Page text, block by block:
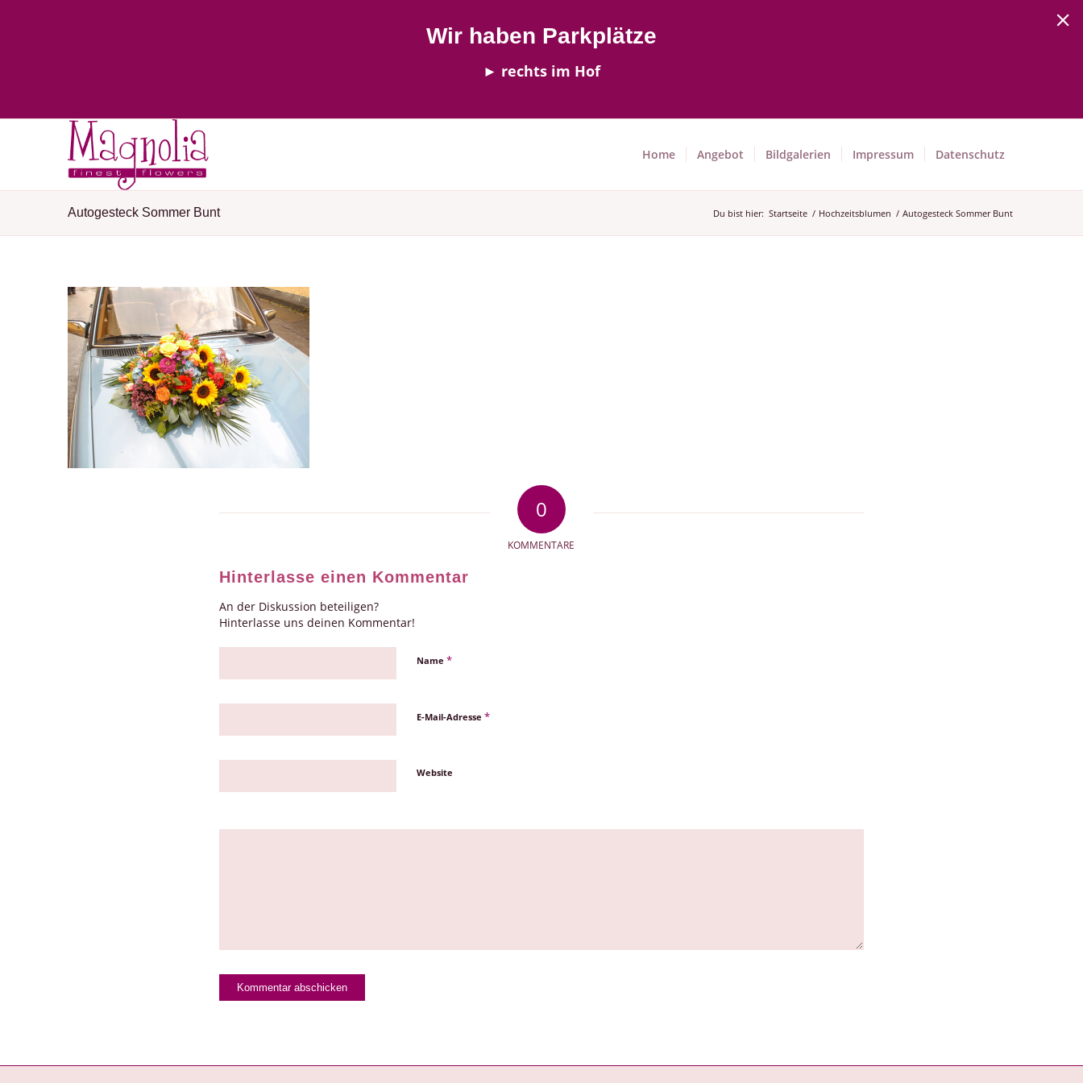
Wir haben Parkplätze
► rechts im Hof
Home Angebot Bildgalerien Impressum Datenschutz
Autogesteck Sommer Bunt Du bist hier: Startseite / Hochzeitsblumen / Autogesteck Sommer Bunt
0
KOMMENTARE
Hinterlasse einen Kommentar
An der Diskussion beteiligen?
Hinterlasse uns deinen Kommentar!
Name *
E-Mail-Adresse *
Website